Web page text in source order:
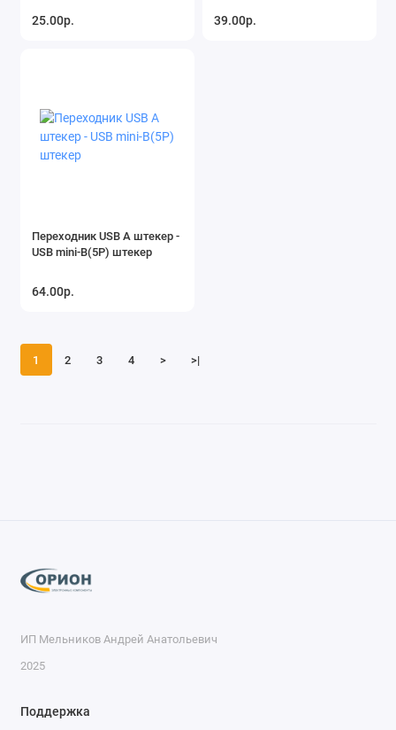
25.00р. 39.00р.
Переходник USB A штекер -
USB mini-B(5P) штекер
64.00р.
1 2 3 4 > >|
ИП Мельников Андрей Анатольевич
2025
Поддержка